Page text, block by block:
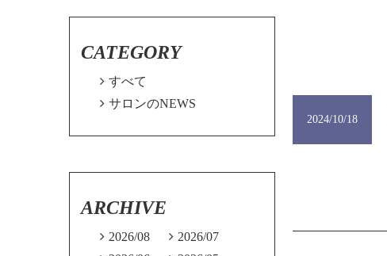
2024/10/18
CATEGORY
 すべて
 サロンのNEWS
ARCHIVE
 2026/08  2026/07